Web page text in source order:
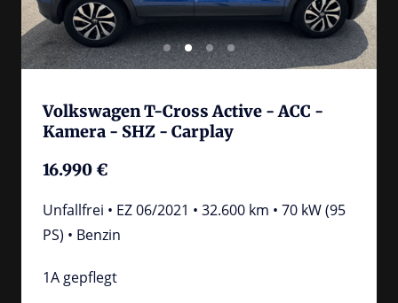
Volkswagen T-Cross Active - ACC -
Kamera - SHZ - Carplay
16.990 €
Unfallfrei • EZ 06/2021 • 32.600 km • 70 kW (95
PS) • Benzin
1A gepflegt